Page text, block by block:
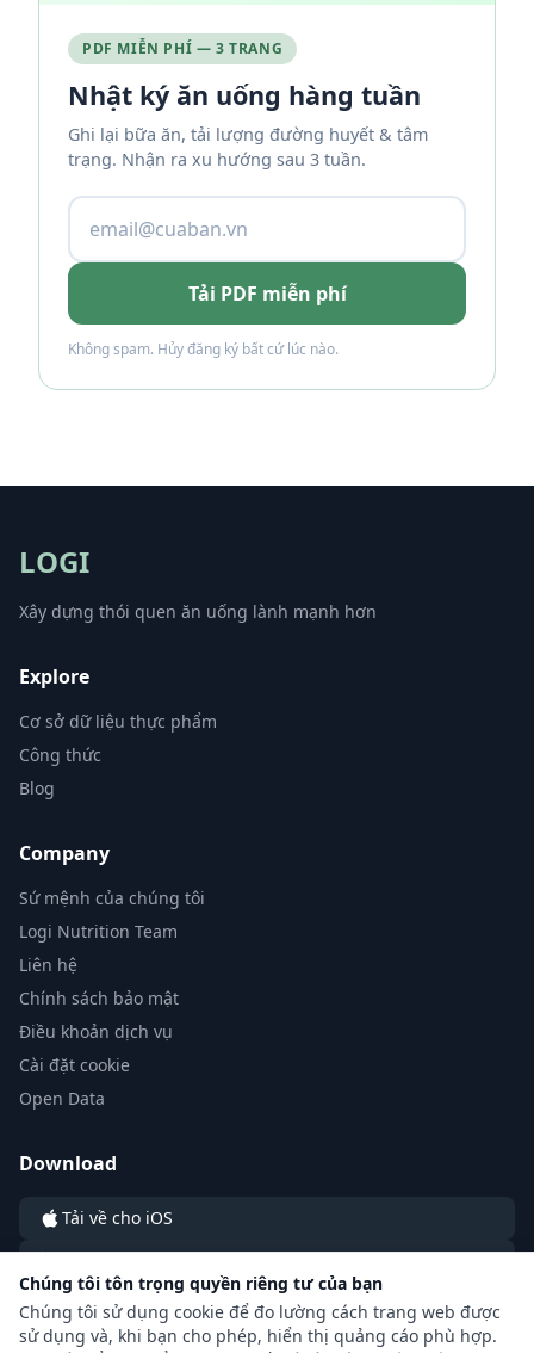
PDF MIỄN PHÍ — 3 TRANG
Nhật ký ăn uống hàng tuần
Ghi lại bữa ăn, tải lượng đường huyết & tâm
trạng. Nhận ra xu hướng sau 3 tuần.
Tải PDF miễn phí
Không spam. Hủy đăng ký bất cứ lúc nào.
LOGI
Xây dựng thói quen ăn uống lành mạnh hơn
Explore
Cơ sở dữ liệu thực phẩm
Công thức
Blog
Company
Sứ mệnh của chúng tôi
Logi Nutrition Team
Liên hệ
Chính sách bảo mật
Điều khoản dịch vụ
Cài đặt cookie
Open Data
Download
Tải về cho iOS
Tải về cho Android
Chúng tôi tôn trọng quyền riêng tư của bạn
Chúng tôi sử dụng cookie để đo lường cách trang web được
sử dụng và, khi bạn cho phép, hiển thị quảng cáo phù hợp.